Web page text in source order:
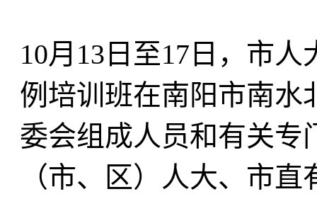
10月13日至17日，市
例培训班在南阳市南水
委会组成人员和有关专
（市、区）人大、市